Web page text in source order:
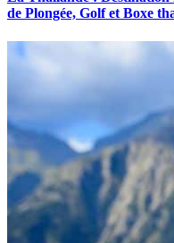
de Plongée, Golf et Boxe